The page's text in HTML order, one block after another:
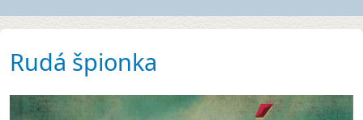
Rudá špionka